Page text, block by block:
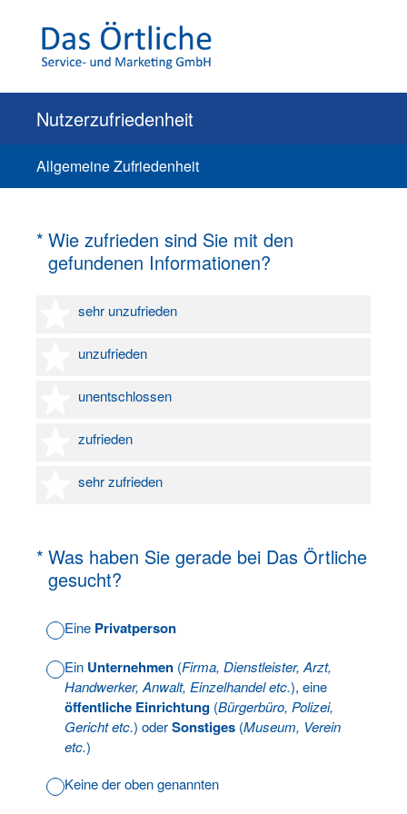
Nutzerzufriedenheit
Allgemeine Zufriedenheit
* Wie zufrieden sind Sie mit den
gefundenen Informationen?
(Erforderlich.)
sehr unzufrieden
1 Stern
unzufrieden
2 Sterne
unentschlossen
3 Sterne
zufrieden
4 Sterne
sehr zufrieden
5 Sterne
* Was haben Sie gerade bei Das Örtliche
gesucht?
(Erforderlich.)
Eine Privatperson
Ein Unternehmen (Firma, Dienstleister, Arzt,
Handwerker, Anwalt, Einzelhandel etc.), eine
öffentliche Einrichtung (Bürgerbüro, Polizei,
Gericht etc.) oderSonstiges (Museum, Verein
etc.)
Keine der oben genannten